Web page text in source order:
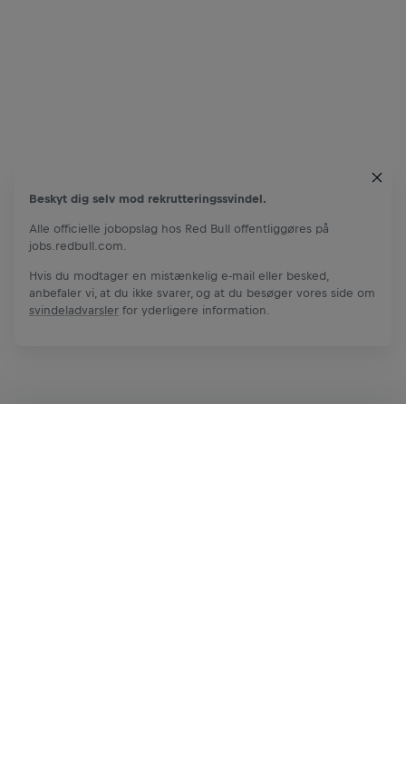
Beskyt dig selv mod rekrutteringssvindel.
Alle officielle jobopslag hos Red Bull offentliggøres på
jobs.redbull.com.
Hvis du modtager en mistænkelig e-mail eller besked,
anbefaler vi, at du ikke svarer, og at du besøger vores side om
svindeladvarsler for yderligere information.